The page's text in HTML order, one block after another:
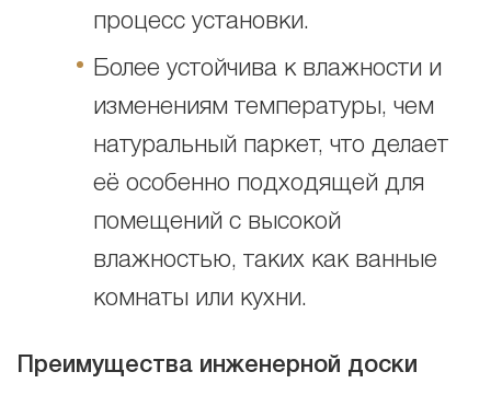
процесс установки.
Более устойчива к влажности и
изменениям температуры, чем
натуральный паркет, что делает
её особенно подходящей для
помещений с высокой
влажностью, таких как ванные
комнаты или кухни.
Преимущества инженерной доски